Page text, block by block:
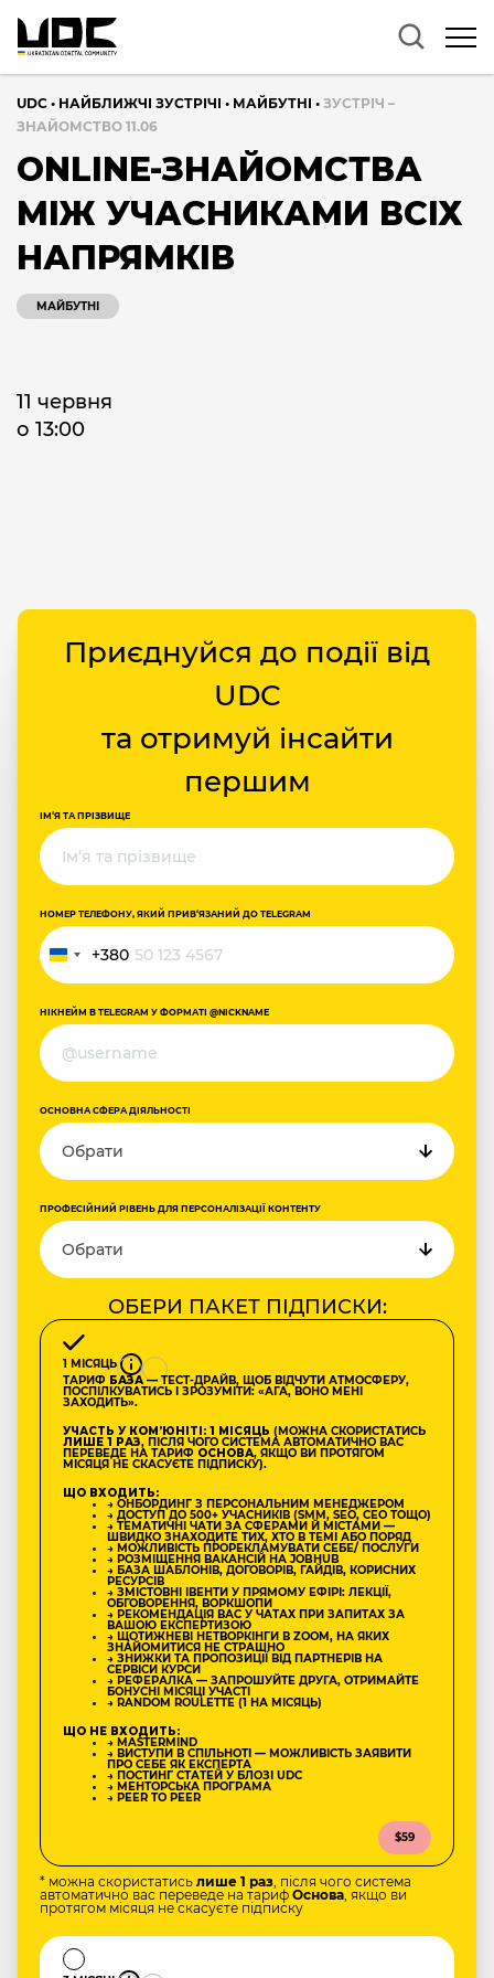
UDC • НАЙБЛИЖЧІ ЗУСТРІЧІ • МАЙБУТНІ • ЗУСТРІЧ –
ЗНАЙОМСТВО 11.06
ONLINE-ЗНАЙОМСТВА
МІЖ УЧАСНИКАМИ ВСІХ
НАПРЯМКІВ
МАЙБУТНІ
11 червня
о 13:00
Приєднуйся до події від
UDC
та отримуй інсайти
першим
ІМ‘Я ТА ПРІЗВИЩЕ
НОМЕР ТЕЛЕФОНУ, ЯКИЙ ПРИВ‘ЯЗАНИЙ ДО TELEGRAM
Україна
+380
+380
НІКНЕЙМ В TELEGRAM У ФОРМАТІ @NICKNAME
ОСНОВНА СФЕРА ДІЯЛЬНОСТІ
ПРОФЕСІЙНИЙ РІВЕНЬ ДЛЯ ПЕРСОНАЛІЗАЦІЇ КОНТЕНТУ
ОБЕРИ ПАКЕТ ПІДПИСКИ:
1 МІСЯЦЬ
ТАРИФ БАЗА— ТЕСТ-ДРАЙВ, ЩОБ ВІДЧУТИ АТМОСФЕРУ,
ПОСПІЛКУВАТИСЬ І ЗРОЗУМІТИ: «АГА, ВОНО МЕНІ
ЗАХОДИТЬ».
УЧАСТЬ У КОМʼЮНІТІ: 1 МІСЯЦЬ (МОЖНА СКОРИСТАТИСЬ
ЛИШЕ 1 РАЗ, ПІСЛЯ ЧОГО СИСТЕМА АВТОМАТИЧНО ВАС
ПЕРЕВЕДЕ НА ТАРИФ ОСНОВА, ЯКЩО ВИ ПРОТЯГОМ
МІСЯЦЯ НЕ СКАСУЄТЕ ПІДПИСКУ).
ЩО ВХОДИТЬ:
→ ОНБОРДИНГ З ПЕРСОНАЛЬНИМ МЕНЕДЖЕРОМ
→ ДОСТУП ДО 500+ УЧАСНИКІВ (SMM, SEO, CEO ТОЩО)
→ ТЕМАТИЧНІ ЧАТИ ЗА СФЕРАМИ Й МІСТАМИ —
ШВИДКО ЗНАХОДИТЕ ТИХ, ХТО В ТЕМІ АБО ПОРЯД
→ МОЖЛИВІСТЬ ПРОРЕКЛАМУВАТИ СЕБЕ/ ПОСЛУГИ
→ РОЗМІЩЕННЯ ВАКАНСІЙ НА JOBHUB
→ БАЗА ШАБЛОНІВ, ДОГОВОРІВ, ГАЙДІВ, КОРИСНИХ
РЕСУРСІВ
→ ЗМІСТОВНІ ІВЕНТИ У ПРЯМОМУ ЕФІРІ: ЛЕКЦІЇ,
ОБГОВОРЕННЯ, ВОРКШОПИ
→ РЕКОМЕНДАЦІЯ ВАС У ЧАТАХ ПРИ ЗАПИТАХ ЗА
ВАШОЮ ЕКСПЕРТИЗОЮ
→ ЩОТИЖНЕВІ НЕТВОРКІНГИ В ZOOM, НА ЯКИХ
ЗНАЙОМИТИСЯ НЕ СТРАШНО
→ ЗНИЖКИ ТА ПРОПОЗИЦІЇ ВІД ПАРТНЕРІВ НА
СЕРВІСИ КУРСИ
→ РЕФЕРАЛКА — ЗАПРОШУЙТЕ ДРУГА, ОТРИМАЙТЕ
БОНУСНІ МІСЯЦІ УЧАСТІ
→ RANDOM ROULETTE (1 НА МІСЯЦЬ)
ЩО НЕ ВХОДИТЬ:
→ MASTERMIND
→ ВИСТУПИ В СПІЛЬНОТІ — МОЖЛИВІСТЬ ЗАЯВИТИ
ПРО СЕБЕ ЯК ЕКСПЕРТА
→ ПОСТИНГ СТАТЕЙ У БЛОЗІ UDC
→ МЕНТОРСЬКА ПРОГРАМА
→ PEER TO PEER
$59
* можна скористатись лише 1 раз, після чого система
автоматично вас переведе на тариф Основа, якщо ви
протягом місяця не скасуєте підписку